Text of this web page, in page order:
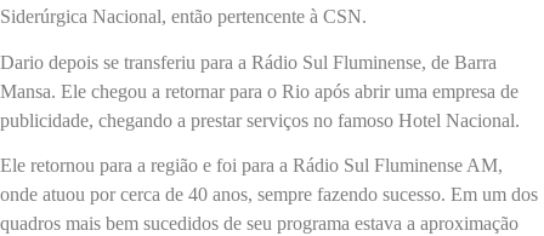
Siderúrgica Nacional, então pertencente à CSN.
Dario depois se transferiu para a Rádio Sul Fluminense, de Barra
Mansa. Ele chegou a retornar para o Rio após abrir uma empresa de
publicidade, chegando a prestar serviços no famoso Hotel Nacional.
Ele retornou para a região e foi para a Rádio Sul Fluminense AM,
onde atuou por cerca de 40 anos, sempre fazendo sucesso. Em um dos
quadros mais bem sucedidos de seu programa estava a aproximação